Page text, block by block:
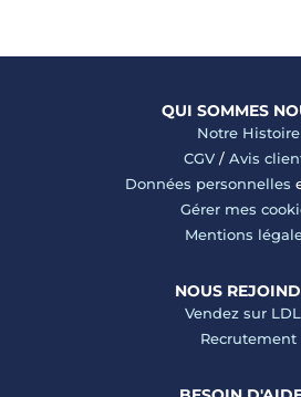
QUI SOMMES
Notre Histoire
CGV/ Avis
Données personnelles
Gérer mes
Mentions
NOUS
Vendez sur
Recrutement